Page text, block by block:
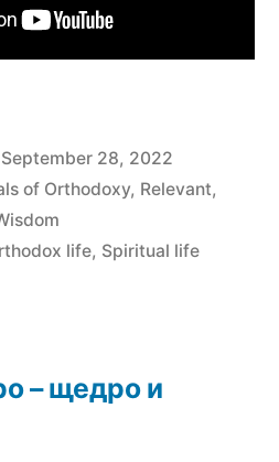
September 28, 2022
of Orthodoxy, Relevant,
life, Spiritual life
– щедро и